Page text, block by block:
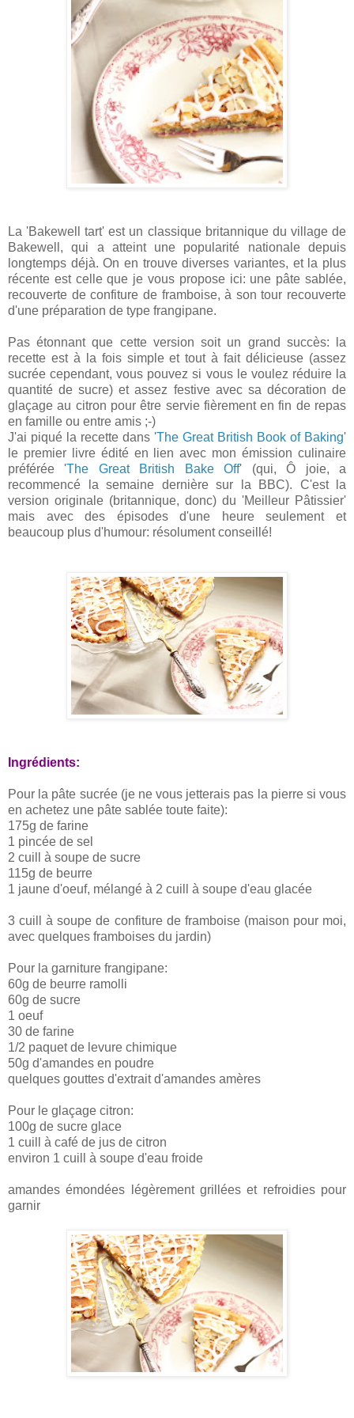
La 'Bakewell tart' est un classique britannique du village de
Bakewell, qui a atteint une popularité nationale depuis
longtemps déjà. On en trouve diverses variantes, et la plus
récente est celle que je vous propose ici: une pâte sablée,
recouverte de confiture de framboise, à son tour recouverte
d'une préparation de type frangipane.
Pas étonnant que cette version soit un grand succès: la
recette est à la fois simple et tout à fait délicieuse (assez
sucrée cependant, vous pouvez si vous le voulez réduire la
quantité de sucre) et assez festive avec sa décoration de
glaçage au citron pour être servie fièrement en fin de repas
en famille ou entre amis ;-)
J'ai piqué la recette dans 'The Great British Book of Baking'
le premier livre édité en lien avec mon émission culinaire
préférée 'The Great British Bake Off' (qui, Ô joie, a
recommencé la semaine dernière sur la BBC). C'est la
version originale (britannique, donc) du 'Meilleur Pâtissier'
mais avec des épisodes d'une heure seulement et
beaucoup plus d'humour: résolument conseillé!
Ingrédients:
Pour la pâte sucrée (je ne vous jetterais pas la pierre si vous
en achetez une pâte sablée toute faite):
175g de farine
1 pincée de sel
2 cuill à soupe de sucre
115g de beurre
1 jaune d'oeuf, mélangé à 2 cuill à soupe d'eau glacée
3 cuill à soupe de confiture de framboise (maison pour moi,
avec quelques framboises du jardin)
Pour la garniture frangipane:
60g de beurre ramolli
60g de sucre
1 oeuf
30 de farine
1/2 paquet de levure chimique
50g d'amandes en poudre
quelques gouttes d'extrait d'amandes amères
Pour le glaçage citron:
100g de sucre glace
1 cuill à café de jus de citron
environ 1 cuill à soupe d'eau froide
amandes émondées légèrement grillées et refroidies pour
garnir